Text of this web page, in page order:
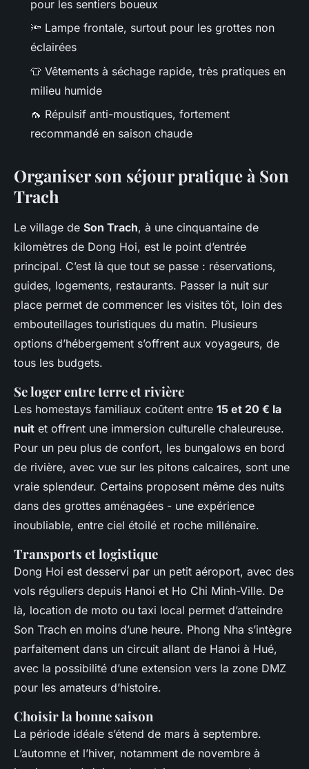
pour les sentiers boueux
🔦 Lampe frontale, surtout pour les grottes non
éclairées
👕 Vêtements à séchage rapide, très pratiques en
milieu humide
🦟 Répulsif anti-moustiques, fortement
recommandé en saison chaude
Organiser son séjour pratique à Son
Trach
Le village de Son Trach, à une cinquantaine de
kilomètres de Dong Hoi, est le point d’entrée
principal. C’est là que tout se passe : réservations,
guides, logements, restaurants. Passer la nuit sur
place permet de commencer les visites tôt, loin des
embouteillages touristiques du matin. Plusieurs
options d’hébergement s’offrent aux voyageurs, de
tous les budgets.
Se loger entre terre et rivière
Les homestays familiaux coûtent entre 15 et 20 € la
nuit et offrent une immersion culturelle chaleureuse.
Pour un peu plus de confort, les bungalows en bord
de rivière, avec vue sur les pitons calcaires, sont une
vraie splendeur. Certains proposent même des nuits
dans des grottes aménagées - une expérience
inoubliable, entre ciel étoilé et roche millénaire.
Transports et logistique
Dong Hoi est desservi par un petit aéroport, avec des
vols réguliers depuis Hanoi et Ho Chi Minh-Ville. De
là, location de moto ou taxi local permet d’atteindre
Son Trach en moins d’une heure. Phong Nha s’intègre
parfaitement dans un circuit allant de Hanoi à Hué,
avec la possibilité d’une extension vers la zone DMZ
pour les amateurs d’histoire.
Choisir la bonne saison
La période idéale s’étend de mars à septembre.
L’automne et l’hiver, notamment de novembre à